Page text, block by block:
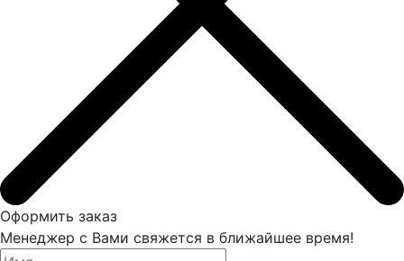
Оформить заказ
Менеджер с Вами свяжется в ближайшее время!